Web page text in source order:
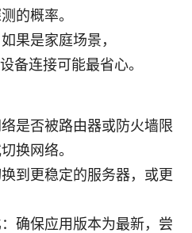
的概率。
果是家庭场景，
备连接可能最省心。
是否被路由器或防火墙限
换网络。
到更稳定的服务器，或更
确保应用版本为最新，尝